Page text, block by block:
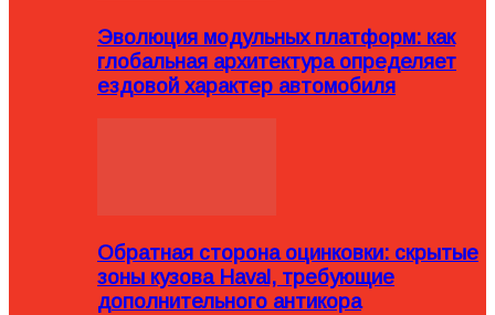
Эволюция модульных платформ: как
глобальная архитектура определяет
ездовой характер автомобиля
Обратная сторона оцинковки: скрытые
зоны кузова Haval, требующие
дополнительного антикора